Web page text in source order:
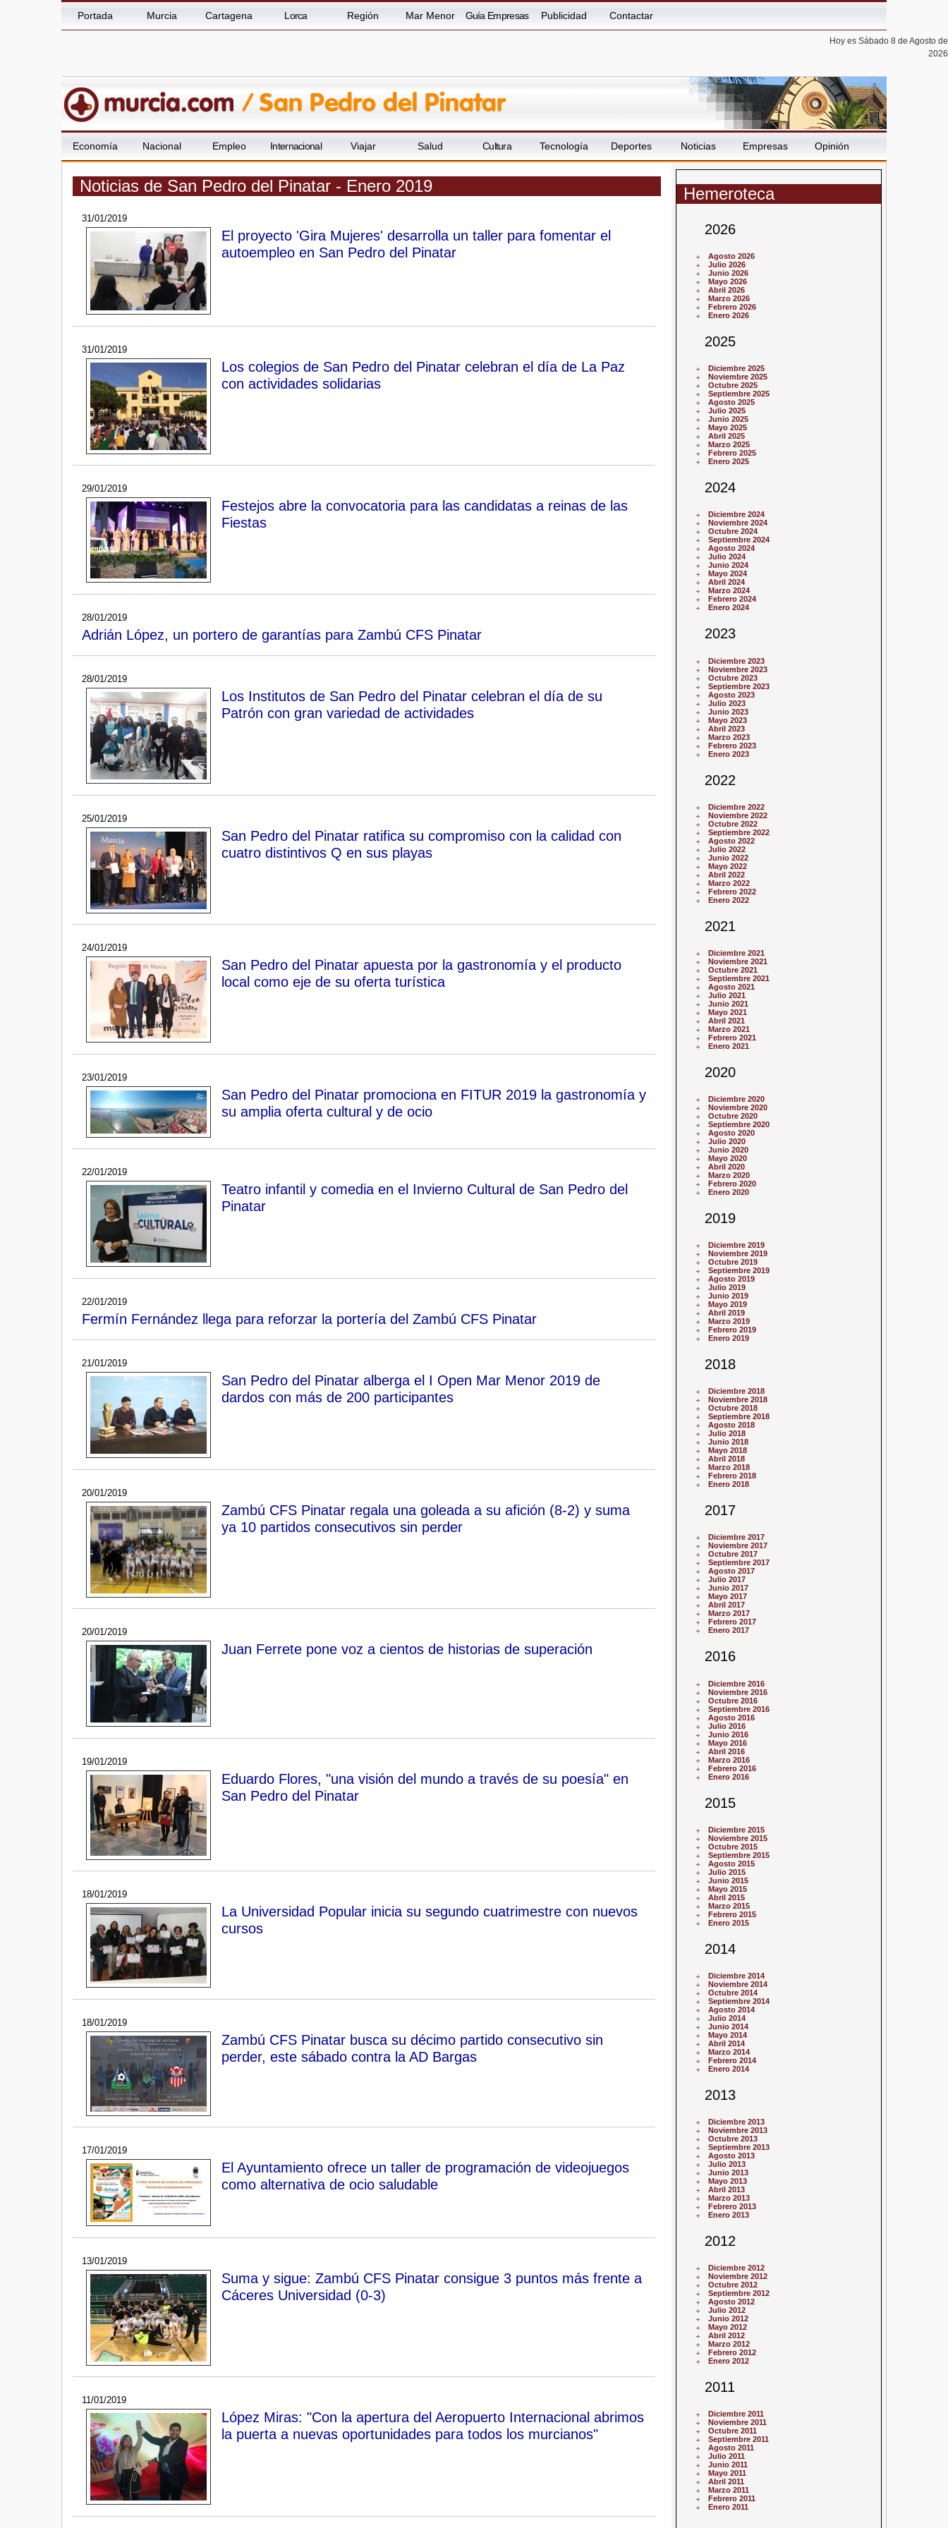
Portada Murcia Cartagena Lorca Región Mar Menor Guía Empresas Publicidad Contactar
Hoy es Sábado 8 de Agosto de
2026
Economía Nacional Empleo Internacional Viajar Salud Cultura Tecnología Deportes Noticias Empresas Opinión
Noticias de San Pedro del Pinatar - Enero 2019
31/01/2019
El proyecto 'Gira Mujeres' desarrolla un taller para fomentar el
autoempleo en San Pedro del Pinatar
31/01/2019
Los colegios de San Pedro del Pinatar celebran el día de La Paz
con actividades solidarias
29/01/2019
Festejos abre la convocatoria para las candidatas a reinas de las
Fiestas
28/01/2019
Adrián López, un portero de garantías para Zambú CFS Pinatar
28/01/2019
Los Institutos de San Pedro del Pinatar celebran el día de su
Patrón con gran variedad de actividades
25/01/2019
San Pedro del Pinatar ratifica su compromiso con la calidad con
cuatro distintivos Q en sus playas
24/01/2019
San Pedro del Pinatar apuesta por la gastronomía y el producto
local como eje de su oferta turística
23/01/2019
San Pedro del Pinatar promociona en FITUR 2019 la gastronomía y
su amplia oferta cultural y de ocio
22/01/2019
Teatro infantil y comedia en el Invierno Cultural de San Pedro del
Pinatar
22/01/2019
Fermín Fernández llega para reforzar la portería del Zambú CFS Pinatar
21/01/2019
San Pedro del Pinatar alberga el I Open Mar Menor 2019 de
dardos con más de 200 participantes
20/01/2019
Zambú CFS Pinatar regala una goleada a su afición (8-2) y suma
ya 10 partidos consecutivos sin perder
20/01/2019
Juan Ferrete pone voz a cientos de historias de superación
19/01/2019
Eduardo Flores, "una visión del mundo a través de su poesía" en
San Pedro del Pinatar
18/01/2019
La Universidad Popular inicia su segundo cuatrimestre con nuevos
cursos
18/01/2019
Zambú CFS Pinatar busca su décimo partido consecutivo sin
perder, este sábado contra la AD Bargas
17/01/2019
El Ayuntamiento ofrece un taller de programación de videojuegos
como alternativa de ocio saludable
13/01/2019
Suma y sigue: Zambú CFS Pinatar consigue 3 puntos más frente a
Cáceres Universidad (0-3)
11/01/2019
López Miras: "Con la apertura del Aeropuerto Internacional abrimos
la puerta a nuevas oportunidades para todos los murcianos"
Hemeroteca
2026
Agosto 2026
Julio 2026
Junio 2026
Mayo 2026
Abril 2026
Marzo 2026
Febrero 2026
Enero 2026
2025
Diciembre 2025
Noviembre 2025
Octubre 2025
Septiembre 2025
Agosto 2025
Julio 2025
Junio 2025
Mayo 2025
Abril 2025
Marzo 2025
Febrero 2025
Enero 2025
2024
Diciembre 2024
Noviembre 2024
Octubre 2024
Septiembre 2024
Agosto 2024
Julio 2024
Junio 2024
Mayo 2024
Abril 2024
Marzo 2024
Febrero 2024
Enero 2024
2023
Diciembre 2023
Noviembre 2023
Octubre 2023
Septiembre 2023
Agosto 2023
Julio 2023
Junio 2023
Mayo 2023
Abril 2023
Marzo 2023
Febrero 2023
Enero 2023
2022
Diciembre 2022
Noviembre 2022
Octubre 2022
Septiembre 2022
Agosto 2022
Julio 2022
Junio 2022
Mayo 2022
Abril 2022
Marzo 2022
Febrero 2022
Enero 2022
2021
Diciembre 2021
Noviembre 2021
Octubre 2021
Septiembre 2021
Agosto 2021
Julio 2021
Junio 2021
Mayo 2021
Abril 2021
Marzo 2021
Febrero 2021
Enero 2021
2020
Diciembre 2020
Noviembre 2020
Octubre 2020
Septiembre 2020
Agosto 2020
Julio 2020
Junio 2020
Mayo 2020
Abril 2020
Marzo 2020
Febrero 2020
Enero 2020
2019
Diciembre 2019
Noviembre 2019
Octubre 2019
Septiembre 2019
Agosto 2019
Julio 2019
Junio 2019
Mayo 2019
Abril 2019
Marzo 2019
Febrero 2019
Enero 2019
2018
Diciembre 2018
Noviembre 2018
Octubre 2018
Septiembre 2018
Agosto 2018
Julio 2018
Junio 2018
Mayo 2018
Abril 2018
Marzo 2018
Febrero 2018
Enero 2018
2017
Diciembre 2017
Noviembre 2017
Octubre 2017
Septiembre 2017
Agosto 2017
Julio 2017
Junio 2017
Mayo 2017
Abril 2017
Marzo 2017
Febrero 2017
Enero 2017
2016
Diciembre 2016
Noviembre 2016
Octubre 2016
Septiembre 2016
Agosto 2016
Julio 2016
Junio 2016
Mayo 2016
Abril 2016
Marzo 2016
Febrero 2016
Enero 2016
2015
Diciembre 2015
Noviembre 2015
Octubre 2015
Septiembre 2015
Agosto 2015
Julio 2015
Junio 2015
Mayo 2015
Abril 2015
Marzo 2015
Febrero 2015
Enero 2015
2014
Diciembre 2014
Noviembre 2014
Octubre 2014
Septiembre 2014
Agosto 2014
Julio 2014
Junio 2014
Mayo 2014
Abril 2014
Marzo 2014
Febrero 2014
Enero 2014
2013
Diciembre 2013
Noviembre 2013
Octubre 2013
Septiembre 2013
Agosto 2013
Julio 2013
Junio 2013
Mayo 2013
Abril 2013
Marzo 2013
Febrero 2013
Enero 2013
2012
Diciembre 2012
Noviembre 2012
Octubre 2012
Septiembre 2012
Agosto 2012
Julio 2012
Junio 2012
Mayo 2012
Abril 2012
Marzo 2012
Febrero 2012
Enero 2012
2011
Diciembre 2011
Noviembre 2011
Octubre 2011
Septiembre 2011
Agosto 2011
Julio 2011
Junio 2011
Mayo 2011
Abril 2011
Marzo 2011
Febrero 2011
Enero 2011